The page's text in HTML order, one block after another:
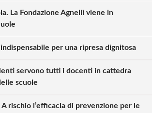
La Fondazione Agnelli viene in
per una ripresa dignitosa
servono tutti i docenti in cattedra
scuole
rischio l’efficacia di prevenzione per le